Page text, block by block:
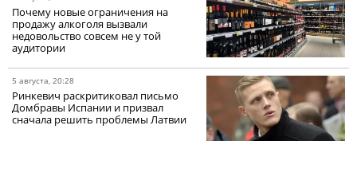
Почему новые ограничения на
продажу алкоголя вызвали
недовольство совсем не у той
аудитории
5 августа, 20:28
Ринкевич раскритиковал письмо
Домбравы Испании и призвал
сначала решить проблемы Латвии